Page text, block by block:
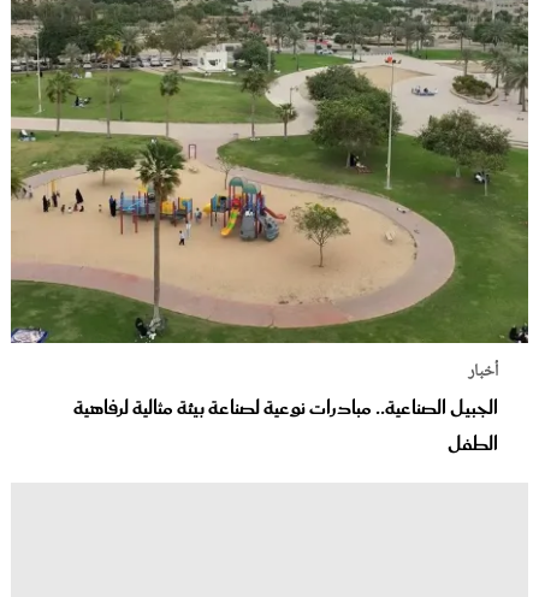
أخبار
الجبيل الصناعية.. مبادرات نوعية لصناعة بيئة مثالية لرفاهية
الطفل